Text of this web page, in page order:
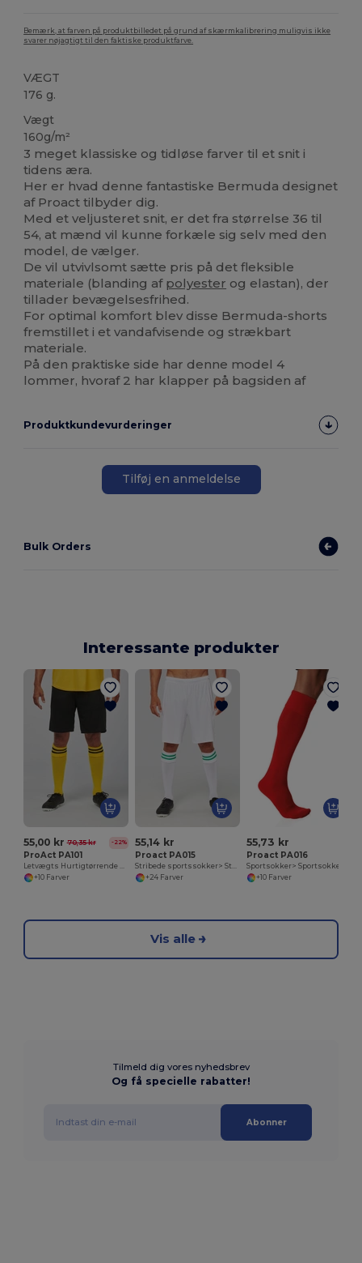
Bemærk, at farven på produktbilledet på grund af skærmkalibrering muligvis ikke
svarer nøjagtigt til den faktiske produktfarve.
VÆGT
176 g.
Vægt
160g/m²
3 meget klassiske og tidløse farver til et snit i
tidens æra.
Her er hvad denne fantastiske Bermuda designet
af Proact tilbyder dig.
Med et veljusteret snit, er det fra størrelse 36 til
54, at mænd vil kunne forkæle sig selv med den
model, de vælger.
De vil utvivlsomt sætte pris på det fleksible
materiale (blanding af polyester og elastan), der
tillader bevægelsesfrihed.
For optimal komfort blev disse Bermuda-shorts
fremstillet i et vandafvisende og strækbart
materiale.
På den praktiske side har denne model 4
lommer, hvoraf 2 har klapper på bagsiden af
Produktkundevurderinger
Tilføj en anmeldelse
Bulk Orders
Interessante produkter
55,00 kr 70,35 kr -22%
ProAct PA101
+10 Farver
55,14 kr
Proact PA015
+24 Farver
55,73 kr
Proact PA016
Sportsokker> Sportsokker
+10 Farver
Vis alle
Tilmeld dig vores nyhedsbrev
Og få specielle rabatter!
Abonner